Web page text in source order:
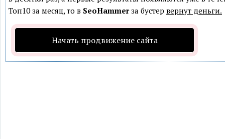
Топ10 за месяц, то в SeoHammerза бустер вернут деньги.
Начать продвижение сайта